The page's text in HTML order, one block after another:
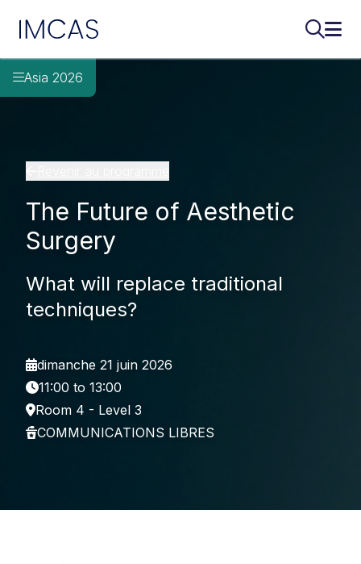
IMCAS
Asia 2026
The Future of Aesthetic
Surgery
What will replace traditional
techniques?
dimanche 21 juin 2026
11:00 to 13:00
Room 4 - Level 3
COMMUNICATIONS LIBRES